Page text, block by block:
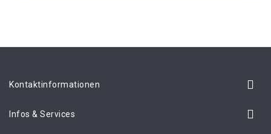
Kontaktinformationen
Infos & Services